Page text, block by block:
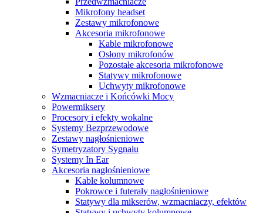
Mikrofony headset
Zestawy mikrofonowe
Akcesoria mikrofonowe
Kable mikrofonowe
Osłony mikrofonów
Pozostałe akcesoria mikrofonowe
Statywy mikrofonowe
Uchwyty mikrofonowe
Wzmacniacze i Końcówki Mocy
Powermiksery
Procesory i efekty wokalne
Systemy Bezprzewodowe
Zestawy nagłośnieniowe
Symetryzatory Sygnału
Systemy In Ear
Akcesoria nagłośnieniowe
Kable kolumnowe
Pokrowce i futerały nagłośnieniowe
Statywy dla mikserów, wzmacniaczy, efektów